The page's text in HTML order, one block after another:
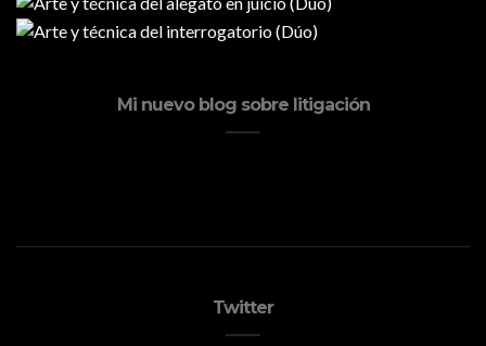
Mi nuevo blog sobre litigación
Twitter